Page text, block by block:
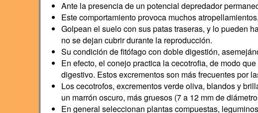
Ante la presencia de un potencial depredador
Este comportamiento provoca muchos
Golpean el suelo con sus patas traseras, y lo pueden
no se dejan cubrir durante la reproducción.
Su condición de fitófago con doble digestión,
En efecto, el conejo practica la cecotrofia, de modo
digestivo. Estos excrementos son más frecuentes por
Los cecotrofos, excrementos verde oliva, blandos y
un marrón oscuro, más gruesos (7 a 12 mm de
En general seleccionan plantas compuestas,